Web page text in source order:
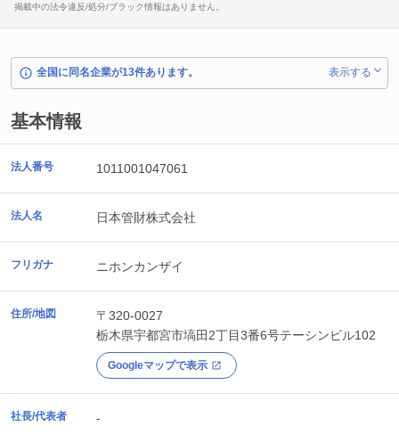
掲載中の法令違反/処分/ブラック情報はありません。
全国に同名企業が13件あります。 表示する
基本情報
法人番号 1011001047061
法人名 日本管財株式会社
フリガナ ニホンカンザイ
住所/地図
〒320-0027
栃木県宇都宮市塙田2丁目3番6号テーシンビル102
Googleマップで表示
社長/代表者 -